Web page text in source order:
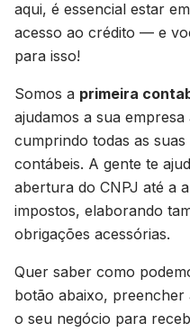
aqui, é essencial estar
acesso ao crédito — e
para isso!
Somos a primeira
ajudamos a sua
cumprindo todas as
contábeis. A gente te
abertura do CNPJ até a
impostos, elaborando
obrigações acessórias.
Quer saber como
botão abaixo,
o seu negócio para